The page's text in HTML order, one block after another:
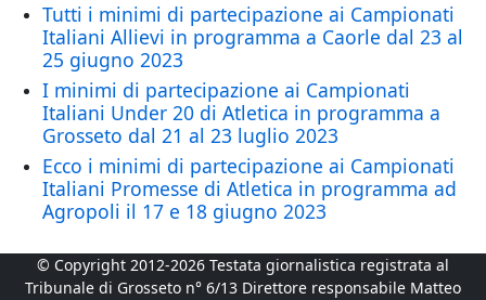
Tutti i minimi di partecipazione ai Campionati
Italiani Allievi in programma a Caorle dal 23 al
25 giugno 2023
I minimi di partecipazione ai Campionati
Italiani Under 20 di Atletica in programma a
Grosseto dal 21 al 23 luglio 2023
Ecco i minimi di partecipazione ai Campionati
Italiani Promesse di Atletica in programma ad
Agropoli il 17 e 18 giugno 2023
© Copyright 2012-2026 Testata giornalistica registrata al
Tribunale di Grosseto n° 6/13 Direttore responsabile Matteo